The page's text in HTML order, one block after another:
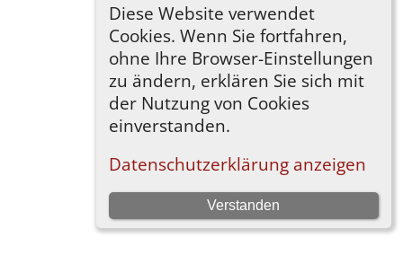
Diese Website verwendet
Cookies. Wenn Sie fortfahren,
ohne Ihre Browser-Einstellungen
zu ändern, erklären Sie sich mit
der Nutzung von Cookies
einverstanden.
Datenschutzerklärung anzeigen
Verstanden